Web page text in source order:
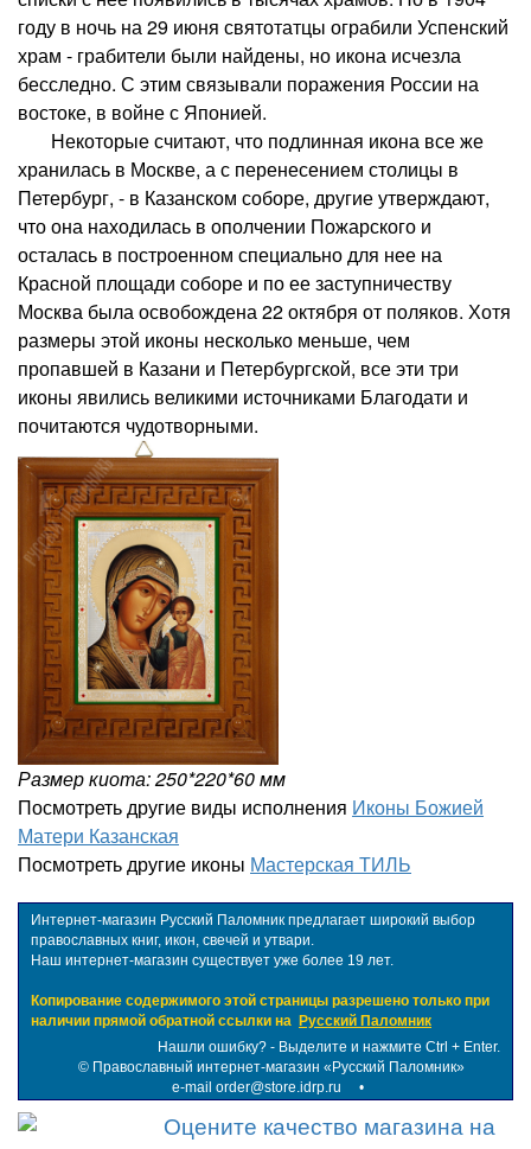
году в ночь на 29 июня святотатцы ограбили Успенский
храм - грабители были найдены, но икона исчезла
бесследно. С этим связывали поражения России на
востоке, в войне с Японией.
Некоторые считают, что подлинная икона все же
хранилась в Москве, а с перенесением столицы в
Петербург, - в Казанском соборе, другие утверждают,
что она находилась в ополчении Пожарского и
осталась в построенном специально для нее на
Красной площади соборе и по ее заступничеству
Москва была освобождена 22 октября от поляков. Хотя
размеры этой иконы несколько меньше, чем
пропавшей в Казани и Петербургской, все эти три
иконы явились великими источниками Благодати и
почитаются чудотворными.
Размер киота: 250*220*60 мм
Посмотреть другие виды исполнения Иконы Божией
Матери Казанская
Посмотреть другие иконы Мастерская ТИЛЬ
Интернет-магазин Русский Паломник предлагает широкий выбор
православных книг, икон, свечей и утвари.
Наш интернет-магазин существует уже более 19 лет.
Копирование содержимого этой страницы разрешено только при
наличии прямой обратной ссылки на Русский Паломник
Нашли ошибку? - Выделите и нажмите Ctrl + Enter.
© Православный интернет-магазин «Русский Паломник»
e-mail order@store.idrp.ru •